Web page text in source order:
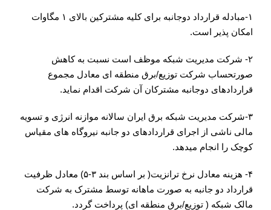
۱-مبادله قرارداد دوجانبه برای کلیه مشترکین بالای ۱ مگاوات
امکان پذیر است.
۲- شرکت مدیریت شبکه موظف است نسبت به کاهش
صورتحساب شرکت توزیع/برق منطقه ای معادل مجموع
قراردادهای دوجانبه مشترکان آن شرکت اقدام نماید.
۳-شرکت مدیریت شبکه برق ایران سالانه موازنه انرژی و تسویه
مالی ناشی از اجرای قراردادهای دو جانبه نیروگاه های مقیاس
کوچک را انجام می­دهد.
۴- هزینه معادل نرخ ترانزیت( بر اساس بند ۳-۵) معادل ظرفیت
قرارداد دو جانبه به صورت ماهانه توسط مشترک به شرکت
مالک شبکه ( توزیع/برق منطقه ای) پرداخت گردد.